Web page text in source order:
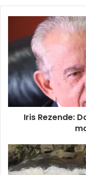
Iris Rezende: